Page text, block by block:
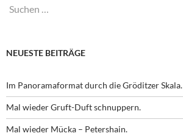
Suchen
NEUESTE BEITRÄGE
Im Panoramaformat durch die Gröditzer Skala.
Mal wieder Gruft-Duft schnuppern.
Mal wieder Mücka – Petershain.